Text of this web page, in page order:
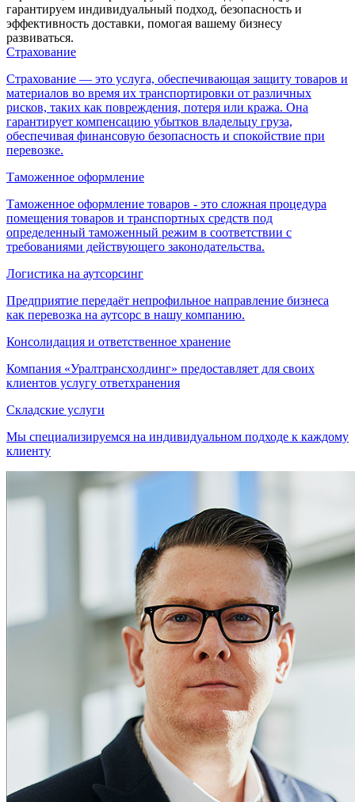
гарантируем индивидуальный подход, безопасность и
эффективность доставки, помогая вашему бизнесу
развиваться.
Страхование
Страхование — это услуга, обеспечивающая защиту товаров и
материалов во время их транспортировки от различных
рисков, таких как повреждения, потеря или кража. Она
гарантирует компенсацию убытков владельцу груза,
обеспечивая финансовую безопасность и спокойствие при
перевозке.
Таможенное оформление
Таможенное оформление товаров - это сложная процедура
помещения товаров и транспортных средств под
определенный таможенный режим в соответствии с
требованиями действующего законодательства.
Логистика на аутсорсинг
Предприятие передаёт непрофильное направление бизнеса
как перевозка на аутсорс в нашу компанию.
Консолидация и ответственное хранение
Компания «Уралтрансхолдинг» предоставляет для своих
клиентов услугу ответхранения
Складские услуги
Мы специализируемся на индивидуальном подходе к каждому
клиенту